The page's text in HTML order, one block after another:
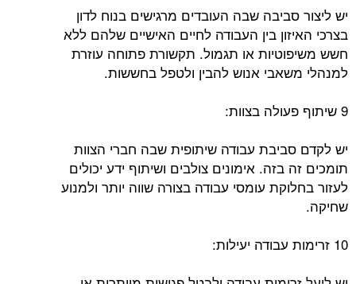
יש ליצור סביבה שבה העובדים מרגישים בנוח לדון
בצרכי האיזון בין העבודה לחיים האישיים שלהם ללא
חשש משיפוטיות או תגמול. תקשורת פתוחה עוזרת
למנהלי משאבי אנוש להבין ולטפל בחששות.
9 שיתוף פעולה בצוות:
יש לקדם סביבת עבודה שיתופית שבה חברי הצוות
תומכים זה בזה. אימונים צולבים ושיתוף ידע יכולים
לעזור בחלוקת עומסי עבודה בצורה שווה יותר ולמנוע
שחיקה.
10 זרימות עבודה יעילות: